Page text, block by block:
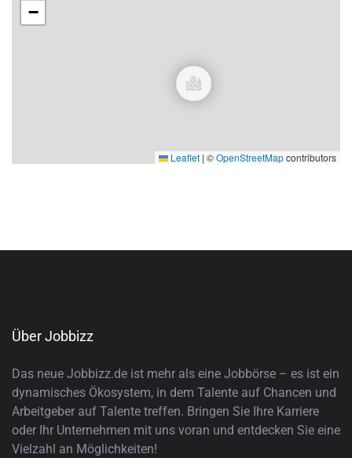
−
Leaflet | ©OpenStreetMapcontributors
Über Jobbizz
Das neue Jobbizz.de ist mehr als eine Jobbörse – es ist ein
dynamisches Ökosystem, in dem Talente auf Chancen und
Arbeitgeber auf Talente treffen. Bringen Sie Ihre Karriere
oder Ihr Unternehmen mit uns voran und entdecken Sie eine
Vielzahl an Möglichkeiten!